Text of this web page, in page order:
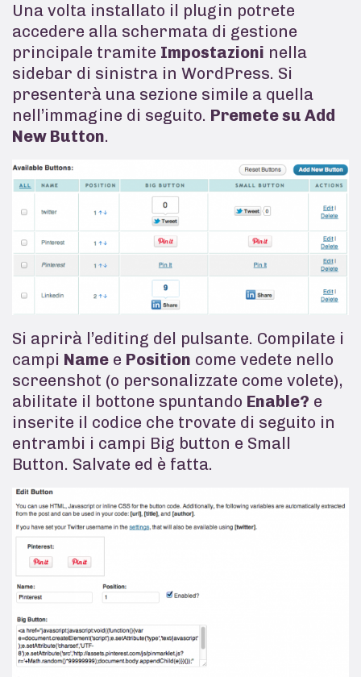
Una volta installato il plugin potrete
accedere alla schermata di gestione
principale tramite Impostazioni nella
sidebar di sinistra in WordPress. Si
presenterà una sezione simile a quella
nell’immagine di seguito. Premete su Add
New Button.
Si aprirà l’editing del pulsante. Compilate i
campi Name e Position come vedete nello
screenshot (o personalizzate come volete),
abilitate il bottone spuntando Enable? e
inserite il codice che trovate di seguito in
entrambi i campi Big button e Small
Button. Salvate ed è fatta.